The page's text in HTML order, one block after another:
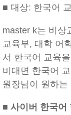
■ 대상: 한국어
master k는 비상
교육부, 대학 어
서 한국어 교육
비대면 한국어
원장님이 원하
■ 사이버 한국어